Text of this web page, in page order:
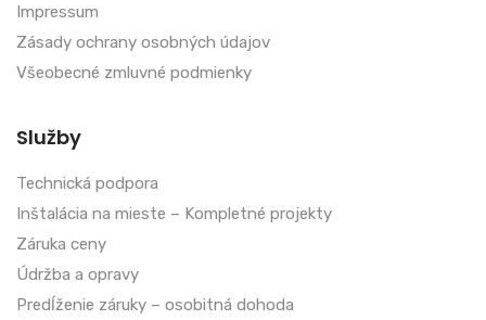
Impressum
Zásady ochrany osobných údajov
Všeobecné zmluvné podmienky
Služby
Technická podpora
Inštalácia na mieste – Kompletné projekty
Záruka ceny
Údržba a opravy
Predĺženie záruky – osobitná dohoda